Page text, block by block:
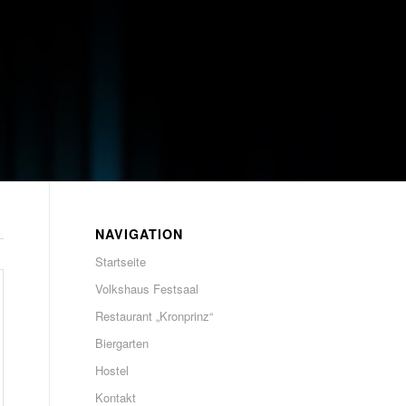
NAVIGATION
Startseite
Volkshaus Festsaal
Restaurant „Kronprinz“
Biergarten
Hostel
Kontakt